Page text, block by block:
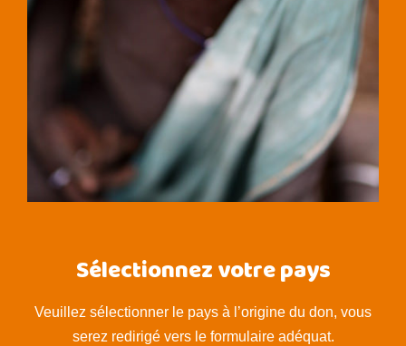
Sélectionnez votre pays
Veuillez sélectionner le pays à l’origine du don, vous
serez redirigé vers le formulaire adéquat.